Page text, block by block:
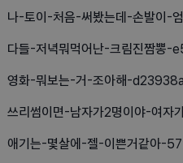
나-토이-처음-써봤는데-손발이-
다들-저녁뭐먹어난-크림진짬뽕-
영화-뭐보는-거-조아해-
쓰리썸이면-남자가2명이야-여
애기는-몇살에-젤-이쁜거같아-